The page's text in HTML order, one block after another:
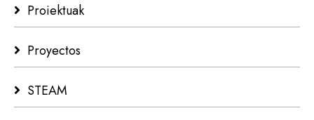
Proiektuak
Proyectos
STEAM